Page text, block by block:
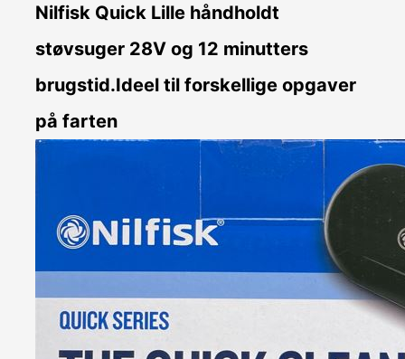
Nilfisk Quick Lille håndholdt
støvsuger 28V og 12 minutters
brugstid.Ideel til forskellige opgaver
på farten